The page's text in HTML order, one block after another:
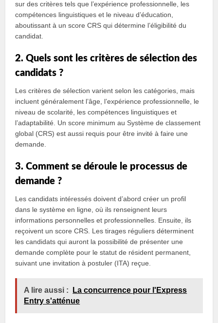
sur des critères tels que l’expérience professionnelle, les
compétences linguistiques et le niveau d’éducation,
aboutissant à un score CRS qui détermine l’éligibilité du
candidat.
2. Quels sont les critères de sélection des
candidats ?
Les critères de sélection varient selon les catégories, mais
incluent généralement l’âge, l’expérience professionnelle, le
niveau de scolarité, les compétences linguistiques et
l’adaptabilité. Un score minimum au Système de classement
global (CRS) est aussi requis pour être invité à faire une
demande.
3. Comment se déroule le processus de
demande ?
Les candidats intéressés doivent d’abord créer un profil
dans le système en ligne, où ils renseignent leurs
informations personnelles et professionnelles. Ensuite, ils
reçoivent un score CRS. Les tirages réguliers déterminent
les candidats qui auront la possibilité de présenter une
demande complète pour le statut de résident permanent,
suivant une invitation à postuler (ITA) reçue.
A lire aussi :
La concurrence pour l'Express
Entry s'atténue